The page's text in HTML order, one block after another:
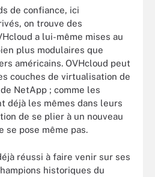
de confiance, ici
on trouve des
a lui-même mises au
plus modulaires que
américains. OVHcloud peut
couches de virtualisation de
de NetApp ; comme les
déjà les mêmes dans leurs
de se plier à un nouveau
se pose même pas.
réussi à faire venir sur ses
historiques du